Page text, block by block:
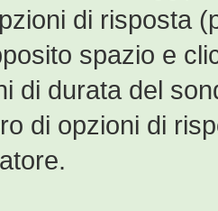
di risposta
spazio e
di durata del
di opzioni di